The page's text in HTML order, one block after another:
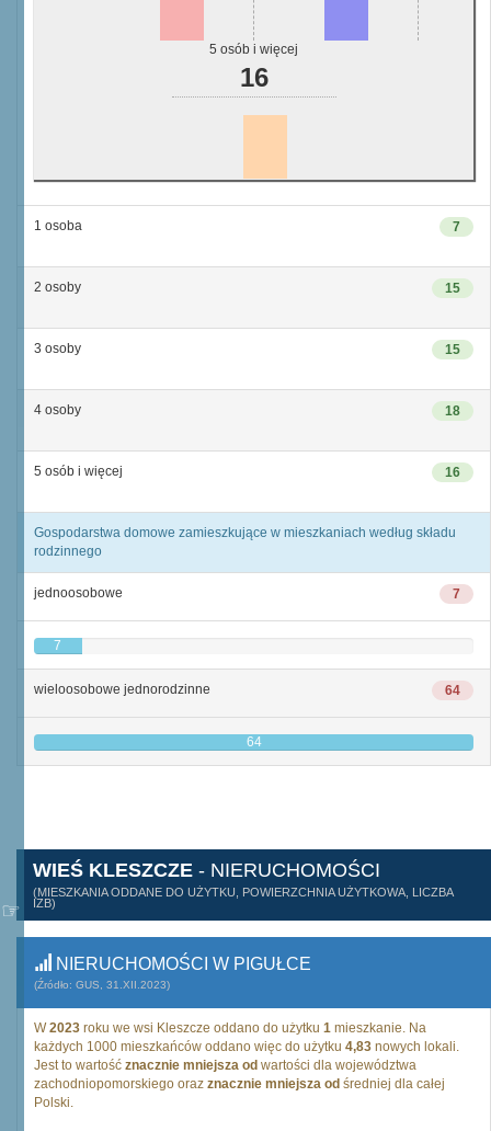
5 osób i więcej
16
7
1 osoba
15
2 osoby
15
3 osoby
18
4 osoby
16
5 osób i więcej
Gospodarstwa domowe zamieszkujące w mieszkaniach według składu
rodzinnego
7
jednoosobowe
7
64
wieloosobowe jednorodzinne
64
WIEŚ KLESZCZE - NIERUCHOMOŚCI
(MIESZKANIA ODDANE DO UŻYTKU, POWIERZCHNIA UŻYTKOWA, LICZBA
IZB)
NIERUCHOMOŚCI W PIGUŁCE
(Źródło: GUS, 31.XII.2023)
W2023 roku we wsi Kleszcze oddano do użytku 1 mieszkanie. Na
każdych 1000 mieszkańców oddano więc do użytku 4,83 nowych lokali.
Jest to wartość znacznie mniejsza od wartości dla województwa
zachodniopomorskiego oraz znacznie mniejsza od średniej dla całej
Polski.